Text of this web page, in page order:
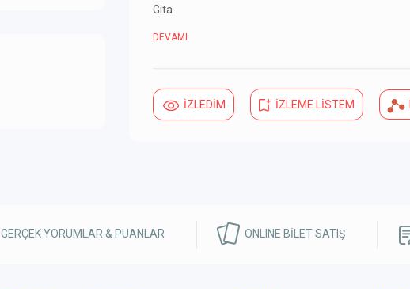
Gita
DEVAMI
İZLEDİM İZLEME LİSTEM
GERÇEK YORUMLAR & PUANLAR ONLINE BİLET SATIŞ